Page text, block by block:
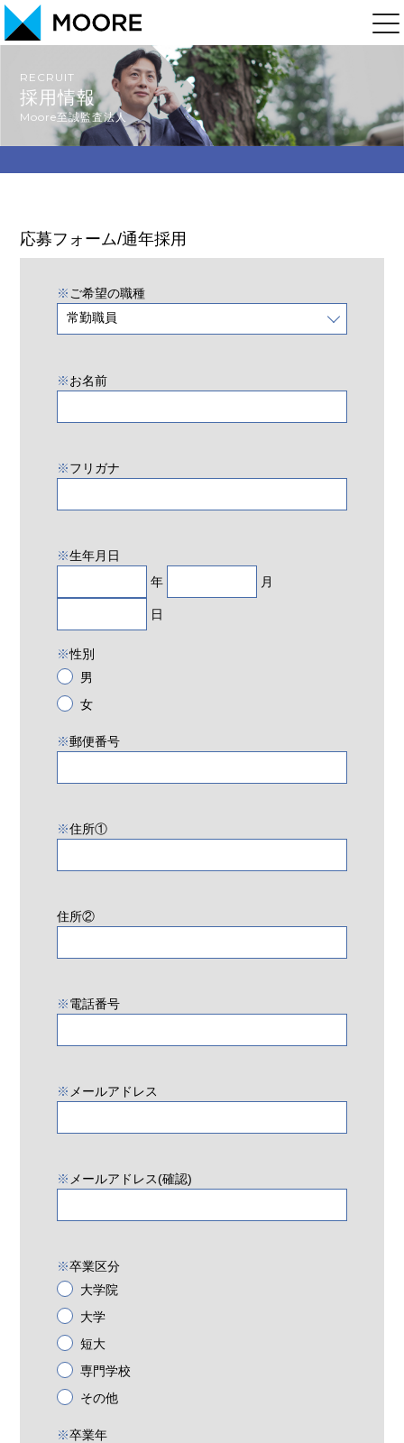
RECRUIT
採用情報
Moore至誠監査法人
応募フォーム/通年採用
※ ご希望の職種
※お名前
※フリガナ
※生年月日
年
月
日
※性別
男
女
※郵便番号
※住所①
住所②
※電話番号
※ メールアドレス
※ メールアドレス(確認)
※卒業区分
大学院
大学
短大
専門学校
その他
※卒業年